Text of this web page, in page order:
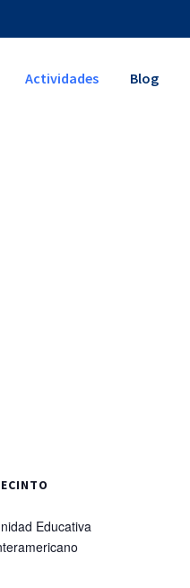
Actividades Blog
Educativa